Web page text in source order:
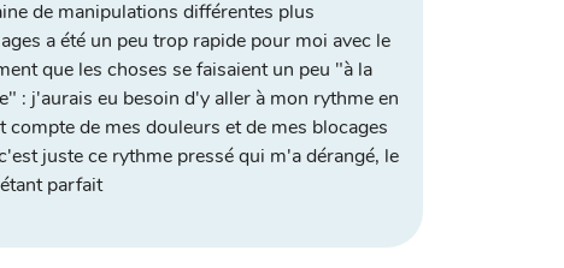
de manipulations différentes plus
a été un peu trop rapide pour moi avec le
que les choses se faisaient un peu "à la
: j'aurais eu besoin d'y aller à mon rythme en
compte de mes douleurs et de mes blocages
juste ce rythme pressé qui m'a dérangé, le
parfait